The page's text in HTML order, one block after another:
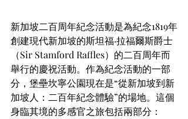
新加坡二百周年紀念活動是為紀念1819年
創建現代新加坡的斯坦福·拉福爾斯爵士
（Sir Stamford Raffles）的二百周年而
舉行的慶祝活動。作為紀念活動的一部
分，堡壘坎寧公園現在是“從新加坡到新
加坡人：二百年紀念體驗”的場地。這個
身臨其境的多感官之旅包括兩部分：